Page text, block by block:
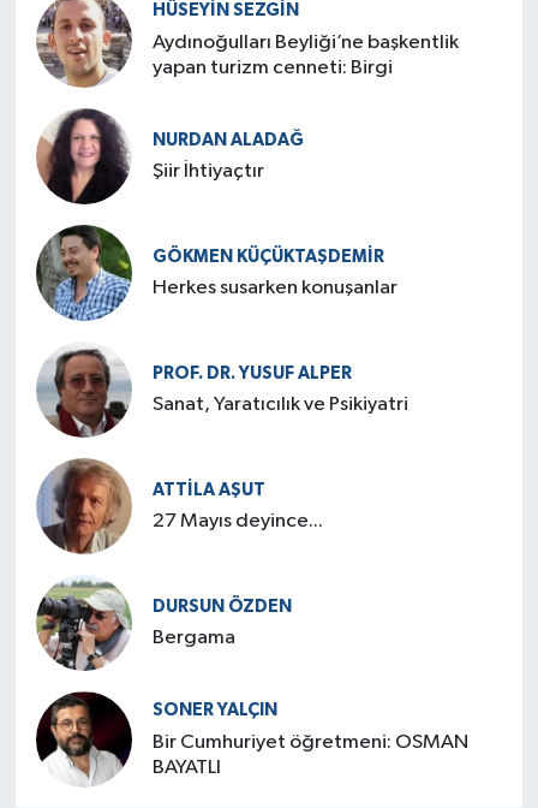
HÜSEYIN SEZGIN
Aydınoğulları Beyliği’ne başkentlik
yapan turizm cenneti: Birgi
NURDAN ALADAĞ
Şiir İhtiyaçtır
GÖKMEN KÜÇÜKTAŞDEMIR
Herkes susarken konuşanlar
PROF. DR. YUSUF ALPER
Sanat, Yaratıcılık ve Psikiyatri
ATTILA AŞUT
27 Mayıs deyince...
DURSUN ÖZDEN
Bergama
SONER YALÇIN
Bir Cumhuriyet öğretmeni: OSMAN
BAYATLI